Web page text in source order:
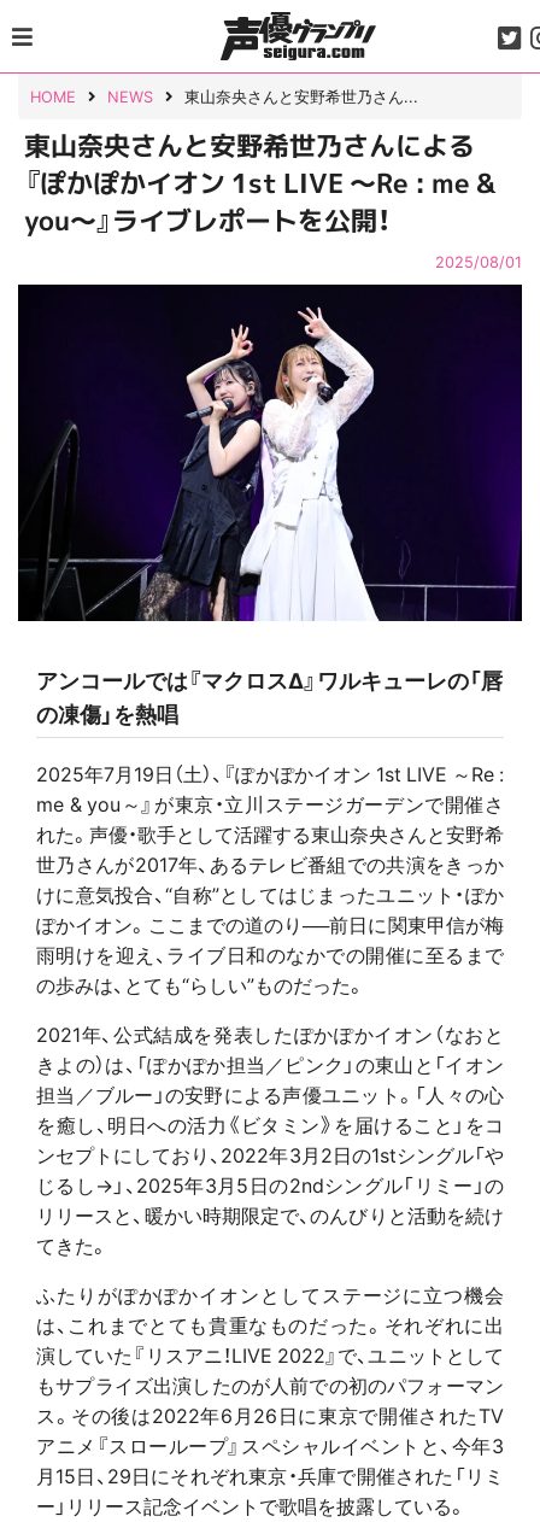
to
content
HOME NEWS 東山奈央さんと安野希世乃さん...
東山奈央さんと安野希世乃さんによる
『ぽかぽかイオン 1st LIVE ～Re : me &
you～』ライブレポートを公開！
2025/08/01
アンコールでは『マクロスΔ』ワルキューレの「唇
の凍傷」を熱唱
2025年7月19日（土）、『ぽかぽかイオン 1st LIVE ～Re :
me & you～』が東京・立川ステージガーデンで開催さ
れた。声優・歌手として活躍する東山奈央さんと安野希
世乃さんが2017年、あるテレビ番組での共演をきっか
けに意気投合、“自称”としてはじまったユニット・ぽか
ぽかイオン。ここまでの道のり──前日に関東甲信が梅
雨明けを迎え、ライブ日和のなかでの開催に至るまで
の歩みは、とても“らしい”ものだった。
2021年、公式結成を発表したぽかぽかイオン（なおと
きよの）は、「ぽかぽか担当／ピンク」の東山と「イオン
担当／ブルー」の安野による声優ユニット。「人々の心
を癒し、明日への活力《ビタミン》を届けること」をコ
ンセプトにしており、2022年3月2日の1stシングル「や
じるし→」、2025年3月5日の2ndシングル「リミー」の
リリースと、暖かい時期限定で、のんびりと活動を続け
てきた。
ふたりがぽかぽかイオンとしてステージに立つ機会
は、これまでとても貴重なものだった。それぞれに出
演していた『リスアニ！LIVE 2022』で、ユニットとして
もサプライズ出演したのが人前での初のパフォーマン
ス。その後は2022年6月26日に東京で開催されたTV
アニメ『スローループ』スペシャルイベントと、今年3
月15日、29日にそれぞれ東京・兵庫で開催された「リミ
ー」リリース記念イベントで歌唱を披露している。